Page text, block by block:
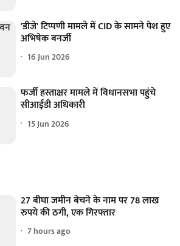
'डीजे' टिप्पणी मामले में CID के सामने पेश हुए
अभिषेक बनर्जी
16 Jun 2026
फर्जी हस्ताक्षर मामले में विधानसभा पहुंचे
सीआईडी अधिकारी
15 Jun 2026
27 बीघा जमीन बेचने के नाम पर 78 लाख
रुपये की ठगी, एक गिरफ्तार
7 hours ago